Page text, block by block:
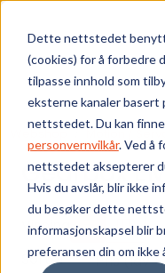
Dette nettstedet
(cookies) for å forbedre
tilpasse innhold som
eksterne kanaler basert
nettstedet. Du kan
personvernvilkår. Ved å
nettstedet aksepterer
Hvis du avslår, blir ikke
du besøker dette
informasjonskapsel blir
preferansen din om ikke
Skip to main content
Webshop Motion /
Gearbox
Visning
Sorter
Bærekraft
Vi tilbyr
Ressurser
Om oss